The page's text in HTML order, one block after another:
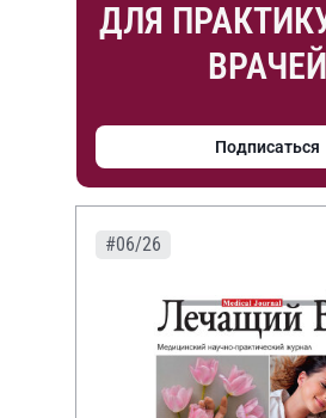
ДЛЯ
ВРАЧЕЙ
Подписаться
#06/26